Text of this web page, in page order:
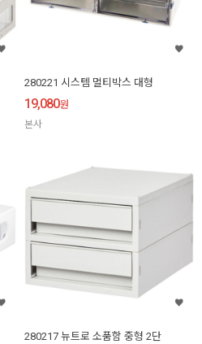
280221 시스템 멀티박스 대형
19,080원
본사
280217 뉴트로 소품함 중형 2단